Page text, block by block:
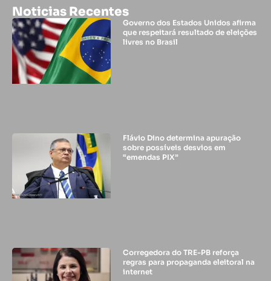
Noticias Recentes
Governo dos Estados Unidos afirma
que respeitará resultado de eleições
livres no Brasil
Flávio Dino determina apuração
sobre possíveis desvios em
“emendas PIX”
Corregedora do TRE-PB reforça
regras para propaganda eleitoral na
internet